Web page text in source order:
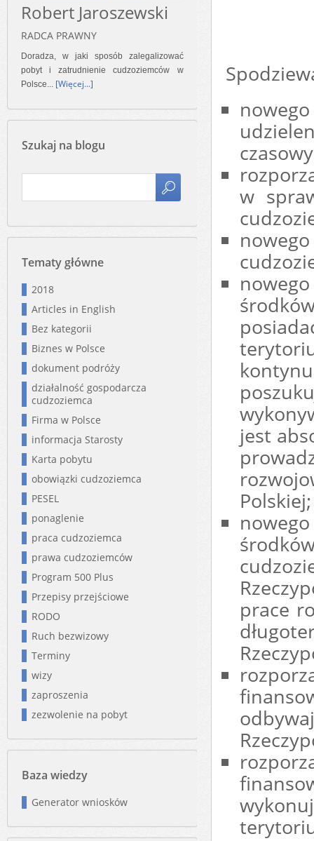
w
jest
Polskiej;
prace
Robert Jaroszewski
RADCA PRAWNY
Doradza, w jaki sposób zalegalizować
pobyt i zatrudnienie cudzoziemców w
Polsce... [Więcej...]
Szukaj na blogu
Tematy główne
2018
Articles in English
Bez kategorii
Biznes w Polsce
dokument podróży
działalność gospodarcza
cudzoziemca
Firma w Polsce
informacja Starosty
Karta pobytu
obowiązki cudzoziemca
PESEL
ponaglenie
praca cudzoziemca
prawa cudzoziemców
Program 500 Plus
Przepisy przejściowe
RODO
Ruch bezwizowy
Terminy
wizy
zaproszenia
zezwolenie na pobyt
Baza wiedzy
Generator wniosków